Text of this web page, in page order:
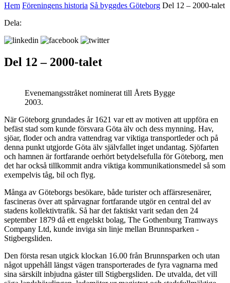
Hem Föreningens historia Så byggdes Göteborg Del 12 – 2000-talet
Dela:
Del 12 – 2000-talet
Evenemangsstråket nominerat till Årets Bygge
2003.
När Göteborg grundades år 1621 var ett av motiven att uppföra en
befäst stad som kunde försvara Göta älv och dess mynning. Hav,
sjöar, floder och andra vattendrag var viktiga transportleder och på
denna punkt utgjorde Göta älv självfallet inget undantag. Sjöfarten
och hamnen är fortfarande oerhört betydelsefulla för Göteborg, men
det har också tillkommit andra viktiga kommunikationsmedel så som
exempelvis tåg, bil och flyg.
Många av Göteborgs besökare, både turister och affärsresenärer,
fascineras över att spårvagnar fortfarande utgör en central del av
stadens kollektivtrafik. Så har det faktiskt varit sedan den 24
september 1879 då ett engelskt bolag, The Gothenburg Tramways
Company Ltd, kunde inviga sin linje mellan Brunnsparken -
Stigbergsliden.
Den första resan utgick klockan 16.00 från Brunnsparken och utan
något uppehåll längst vägen transporterades de fyra vagnarna med
sina särskilt inbjudna gäster till Stigbergsliden. De utvalda, det vill